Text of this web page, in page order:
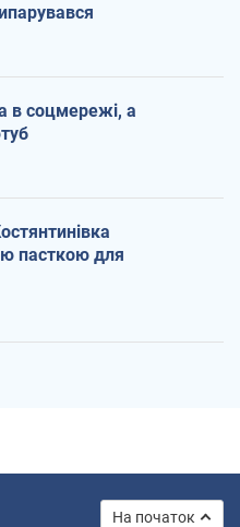
в соцмережі, а
пасткою для
На початок